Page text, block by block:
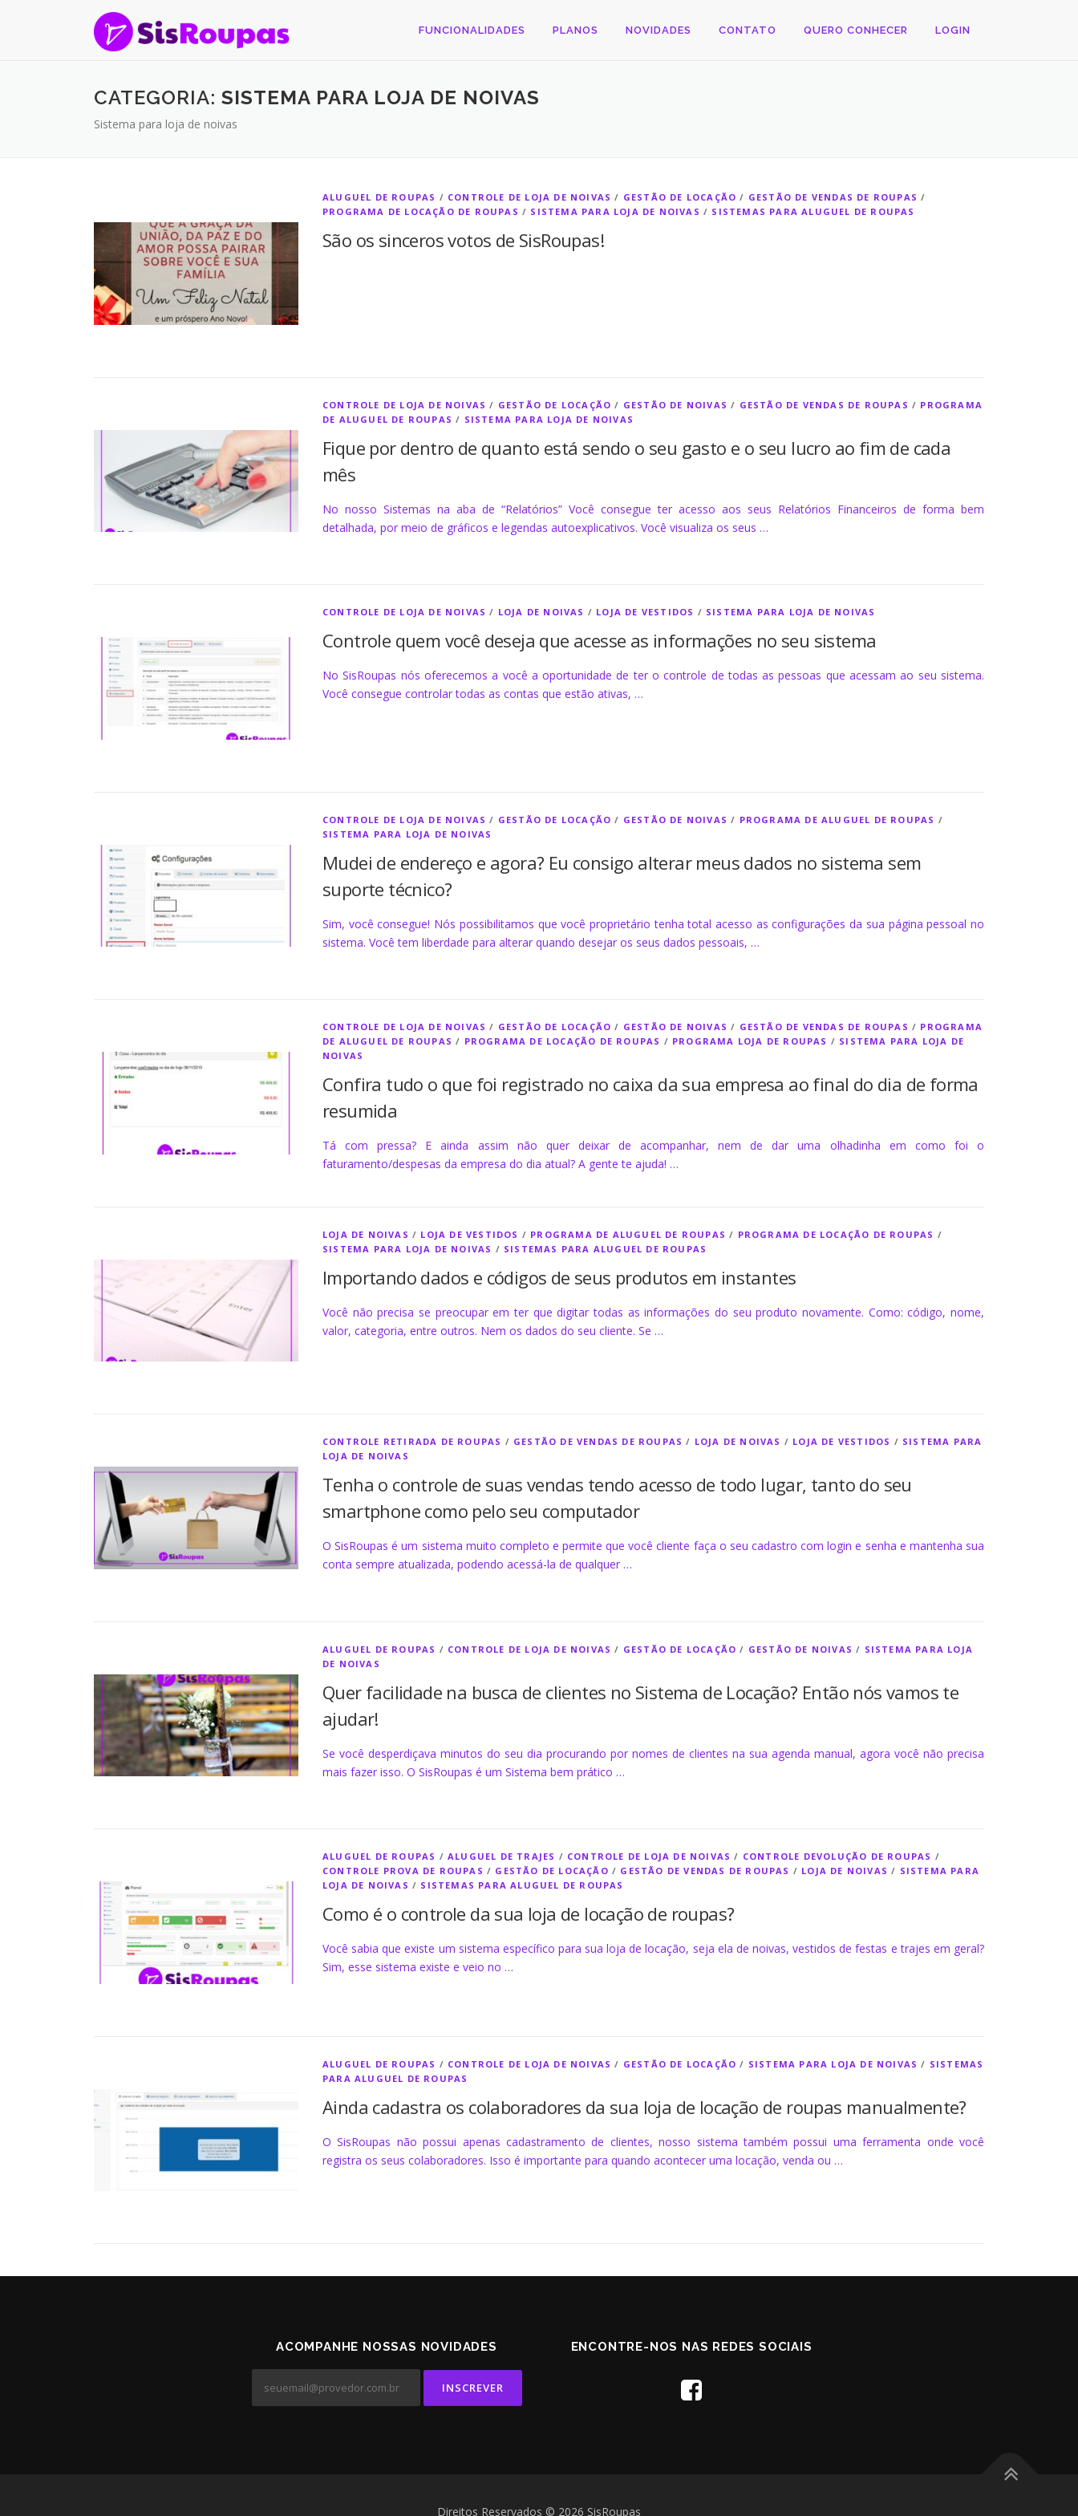
FUNCIONALIDADES PLANOS NOVIDADES CONTATO QUERO CONHECER LOGIN
CATEGORIA: SISTEMA PARA LOJA DE NOIVAS
Sistema para loja de noivas
ALUGUEL DE ROUPAS / CONTROLE DE LOJA DE NOIVAS / GESTÃO DE LOCAÇÃO / GESTÃO DE VENDAS DE ROUPAS /
PROGRAMA DE LOCAÇÃO DE ROUPAS / SISTEMA PARA LOJA DE NOIVAS / SISTEMAS PARA ALUGUEL DE ROUPAS
São os sinceros votos de SisRoupas!
CONTROLE DE LOJA DE NOIVAS / GESTÃO DE LOCAÇÃO / GESTÃO DE NOIVAS / GESTÃO DE VENDAS DE ROUPAS / PROGRAMA
DE ALUGUEL DE ROUPAS / SISTEMA PARA LOJA DE NOIVAS
Fique por dentro de quanto está sendo o seu gasto e o seu lucro ao fim de cada
mês
No nosso Sistemas na aba de “Relatórios” Você consegue ter acesso aos seus Relatórios Financeiros de forma bem
detalhada, por meio de gráficos e legendas autoexplicativos. Você visualiza os seus …
CONTROLE DE LOJA DE NOIVAS / LOJA DE NOIVAS / LOJA DE VESTIDOS / SISTEMA PARA LOJA DE NOIVAS
Controle quem você deseja que acesse as informações no seu sistema
No SisRoupas nós oferecemos a você a oportunidade de ter o controle de todas as pessoas que acessam ao seu sistema.
Você consegue controlar todas as contas que estão ativas, …
CONTROLE DE LOJA DE NOIVAS / GESTÃO DE LOCAÇÃO / GESTÃO DE NOIVAS / PROGRAMA DE ALUGUEL DE ROUPAS /
SISTEMA PARA LOJA DE NOIVAS
Mudei de endereço e agora? Eu consigo alterar meus dados no sistema sem
suporte técnico?
Sim, você consegue! Nós possibilitamos que você proprietário tenha total acesso as configurações da sua página pessoal no
sistema. Você tem liberdade para alterar quando desejar os seus dados pessoais, …
CONTROLE DE LOJA DE NOIVAS / GESTÃO DE LOCAÇÃO / GESTÃO DE NOIVAS / GESTÃO DE VENDAS DE ROUPAS / PROGRAMA
DE ALUGUEL DE ROUPAS / PROGRAMA DE LOCAÇÃO DE ROUPAS / PROGRAMA LOJA DE ROUPAS / SISTEMA PARA LOJA DE
NOIVAS
Confira tudo o que foi registrado no caixa da sua empresa ao final do dia de forma
resumida
Tá com pressa? E ainda assim não quer deixar de acompanhar, nem de dar uma olhadinha em como foi o
faturamento/despesas da empresa do dia atual? A gente te ajuda! …
LOJA DE NOIVAS / LOJA DE VESTIDOS / PROGRAMA DE ALUGUEL DE ROUPAS / PROGRAMA DE LOCAÇÃO DE ROUPAS /
SISTEMA PARA LOJA DE NOIVAS / SISTEMAS PARA ALUGUEL DE ROUPAS
Importando dados e códigos de seus produtos em instantes
Você não precisa se preocupar em ter que digitar todas as informações do seu produto novamente. Como: código, nome,
valor, categoria, entre outros. Nem os dados do seu cliente. Se …
CONTROLE RETIRADA DE ROUPAS / GESTÃO DE VENDAS DE ROUPAS / LOJA DE NOIVAS / LOJA DE VESTIDOS / SISTEMA PARA
LOJA DE NOIVAS
Tenha o controle de suas vendas tendo acesso de todo lugar, tanto do seu
smartphone como pelo seu computador
O SisRoupas é um sistema muito completo e permite que você cliente faça o seu cadastro com login e senha e mantenha sua
conta sempre atualizada, podendo acessá-la de qualquer …
ALUGUEL DE ROUPAS / CONTROLE DE LOJA DE NOIVAS / GESTÃO DE LOCAÇÃO / GESTÃO DE NOIVAS / SISTEMA PARA LOJA
DE NOIVAS
Quer facilidade na busca de clientes no Sistema de Locação? Então nós vamos te
ajudar!
Se você desperdiçava minutos do seu dia procurando por nomes de clientes na sua agenda manual, agora você não precisa
mais fazer isso. O SisRoupas é um Sistema bem prático …
ALUGUEL DE ROUPAS /ALUGUEL DE TRAJES / CONTROLE DE LOJA DE NOIVAS / CONTROLE DEVOLUÇÃO DE ROUPAS /
CONTROLE PROVA DE ROUPAS / GESTÃO DE LOCAÇÃO / GESTÃO DE VENDAS DE ROUPAS / LOJA DE NOIVAS / SISTEMA PARA
LOJA DE NOIVAS / SISTEMAS PARA ALUGUEL DE ROUPAS
Como é o controle da sua loja de locação de roupas?
Você sabia que existe um sistema específico para sua loja de locação, seja ela de noivas, vestidos de festas e trajes em geral?
Sim, esse sistema existe e veio no …
ALUGUEL DE ROUPAS / CONTROLE DE LOJA DE NOIVAS / GESTÃO DE LOCAÇÃO / SISTEMA PARA LOJA DE NOIVAS / SISTEMAS
PARA ALUGUEL DE ROUPAS
Ainda cadastra os colaboradores da sua loja de locação de roupas manualmente?
O SisRoupas não possui apenas cadastramento de clientes, nosso sistema também possui uma ferramenta onde você
registra os seus colaboradores. Isso é importante para quando acontecer uma locação, venda ou …
ACOMPANHE NOSSAS NOVIDADES ENCONTRE-NOS NAS REDES SOCIAIS
Direitos Reservados © 2026 SisRoupas